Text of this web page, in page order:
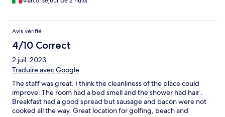
molto grande e bella, ma anche la vicinanza alla spiaggia. È una
è piaciuto tutto e ci sentiamo di consigliare l'hotel Maregolf !
Avis vérifié
4/10 Correct
2 juil. 2023
Traduire avec Google
The staff was great. I think the cleanliness of the place could
improve. The room had a bed smell and the shower had hair .
Breakfast had a good spread but sausage and bacon were not
cooked all the way. Great location for golfing, beach and